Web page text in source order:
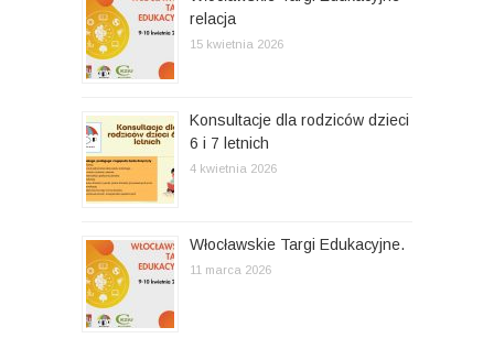
u
relacja
15 kwietnia 2026
Konsultacje dla rodziców dzieci
6 i 7 letnich
4 kwietnia 2026
Włocławskie Targi Edukacyjne.
11 marca 2026